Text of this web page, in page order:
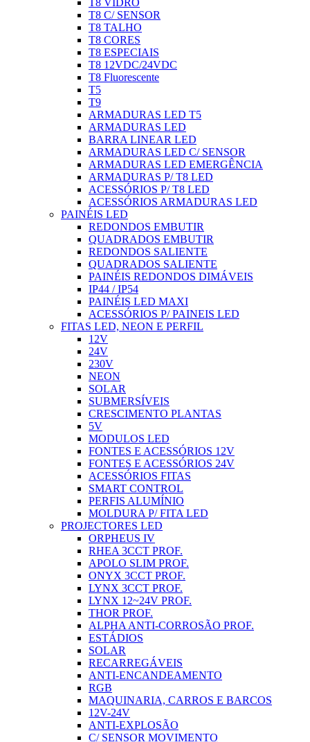
T8 VIDRO
T8 C/ SENSOR
T8 TALHO
T8 CORES
T8 ESPECIAIS
T8 12VDC/24VDC
T8 Fluorescente
T5
T9
ARMADURAS LED T5
ARMADURAS LED
BARRA LINEAR LED
ARMADURAS LED C/ SENSOR
ARMADURAS LED EMERGÊNCIA
ARMADURAS P/ T8 LED
ACESSÓRIOS P/ T8 LED
ACESSÓRIOS ARMADURAS LED
PAINÉIS LED
REDONDOS EMBUTIR
QUADRADOS EMBUTIR
REDONDOS SALIENTE
QUADRADOS SALIENTE
PAINÉIS REDONDOS DIMÁVEIS
IP44 / IP54
PAINÉIS LED MAXI
ACESSÓRIOS P/ PAINEIS LED
FITAS LED, NEON E PERFIL
12V
24V
230V
NEON
SOLAR
SUBMERSÍVEIS
CRESCIMENTO PLANTAS
5V
MODULOS LED
FONTES E ACESSÓRIOS 12V
FONTES E ACESSÓRIOS 24V
ACESSÓRIOS FITAS
SMART CONTROL
PERFIS ALUMÍNIO
MOLDURA P/ FITA LED
PROJECTORES LED
ORPHEUS IV
RHEA 3CCT PROF.
APOLO SLIM PROF.
ONYX 3CCT PROF.
LYNX 3CCT PROF.
LYNX 12~24V PROF.
THOR PROF.
ALPHA ANTI-CORROSÃO PROF.
ESTÁDIOS
SOLAR
RECARREGÁVEIS
ANTI-ENCANDEAMENTO
RGB
MAQUINARIA, CARROS E BARCOS
12V-24V
ANTI-EXPLOSÃO
C/ SENSOR MOVIMENTO